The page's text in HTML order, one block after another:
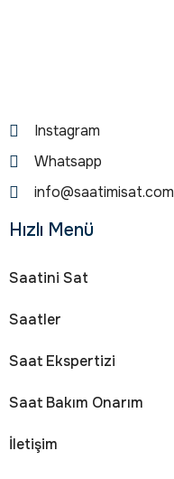
Instagram
Whatsapp
info@saatimisat.com
Hızlı Menü
Saatini Sat
Saatler
Saat Ekspertizi
Saat Bakım Onarım
İletişim